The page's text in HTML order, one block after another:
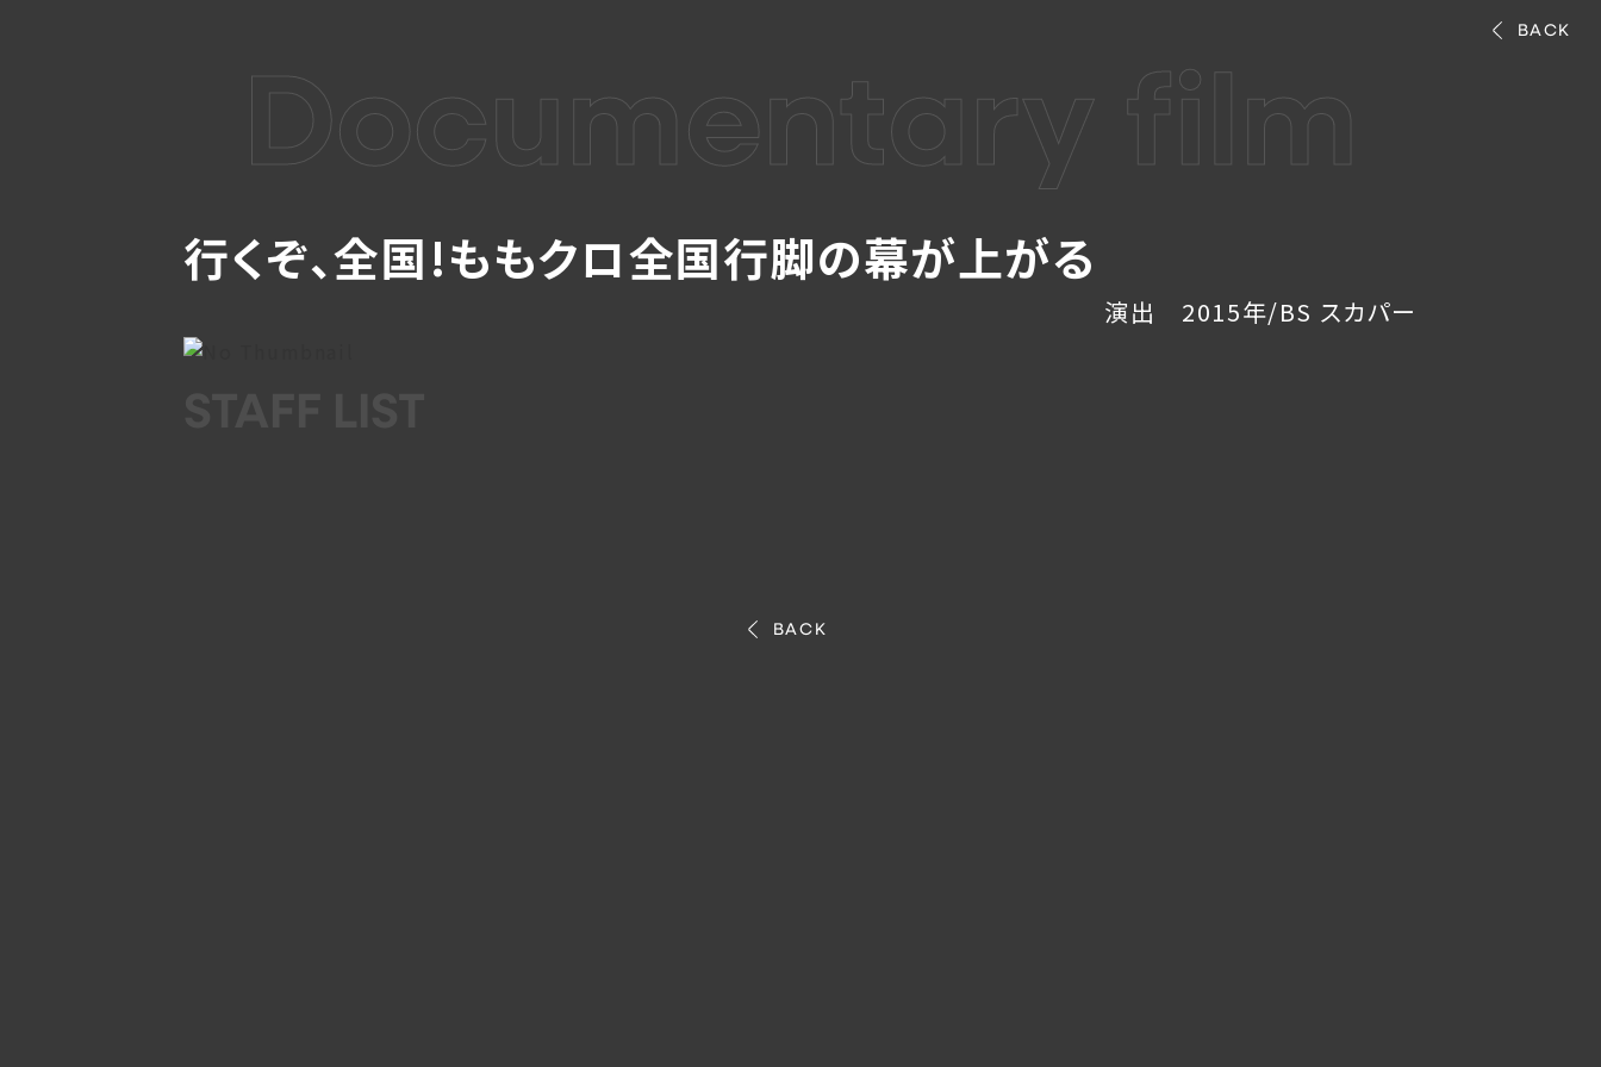
LOADING...
BACK
Documentary film
行くぞ、全国!ももクロ全国行脚の幕が上がる
演出 2015年/BS スカパー
BACK